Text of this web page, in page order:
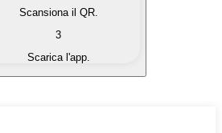
in valuta fiat quando ne
con un'altra
in un Wallet self-custodial.
Scansiona il QR.
3
Scarica l'app.